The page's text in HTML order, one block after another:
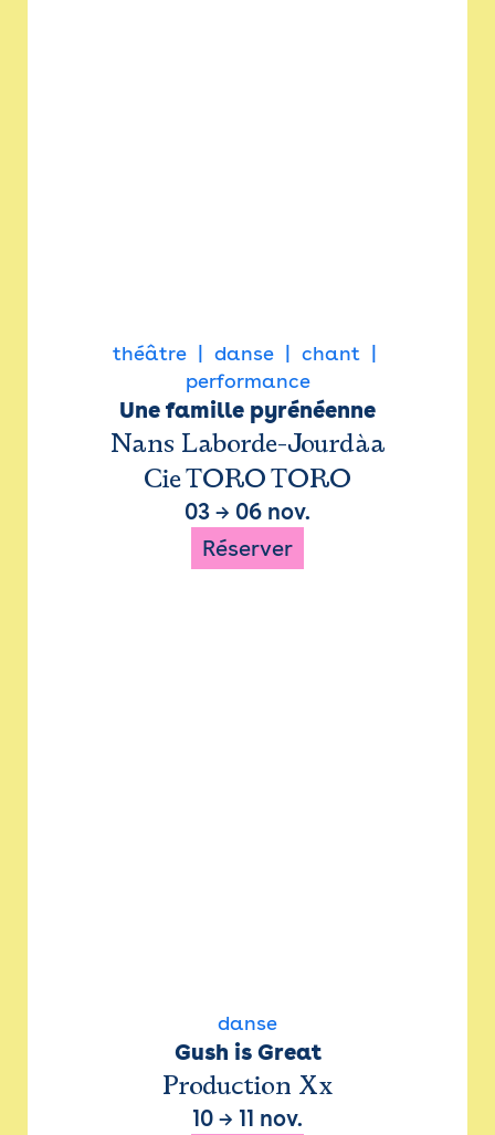
théâtre danse
chant
performance
Une famille pyrénéenne
Nans Laborde-Jourdàa
Cie TORO TORO
03 → 06 nov.
Réserver
danse
Gush is Great
Production Xx
10 → 11 nov.